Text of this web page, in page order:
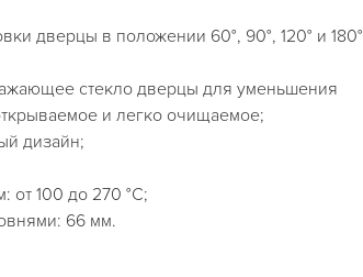
дверцы в положении 60°, 90°, 120° и 180°
стекло дверцы для уменьшения
и легко очищаемое;
дизайн;
от 100 до 270 °С;
66 мм.